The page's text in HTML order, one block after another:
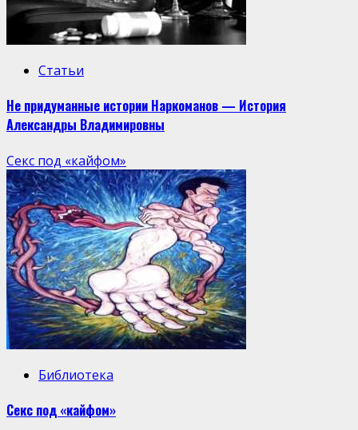
Статьи
Не придуманные истории Наркоманов — История
Александры Владимировны
Секс под «кайфом»
Библиотека
Секс под «кайфом»